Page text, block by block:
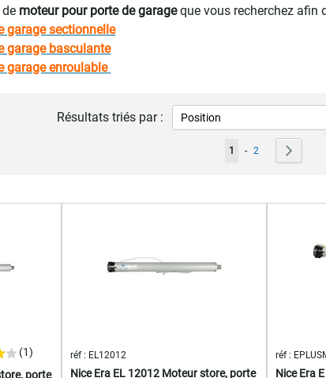
moteur pour porte de garageque vous recherchez afin
garagesectionnelle
garagebasculante
garage enroulable
Page
Vous lisez
1 - Page
2
Résultats triés par :
porte
(1)
Nice Era EL 12012 Moteur store, porte
réf : EL12012
Nice Era
réf :